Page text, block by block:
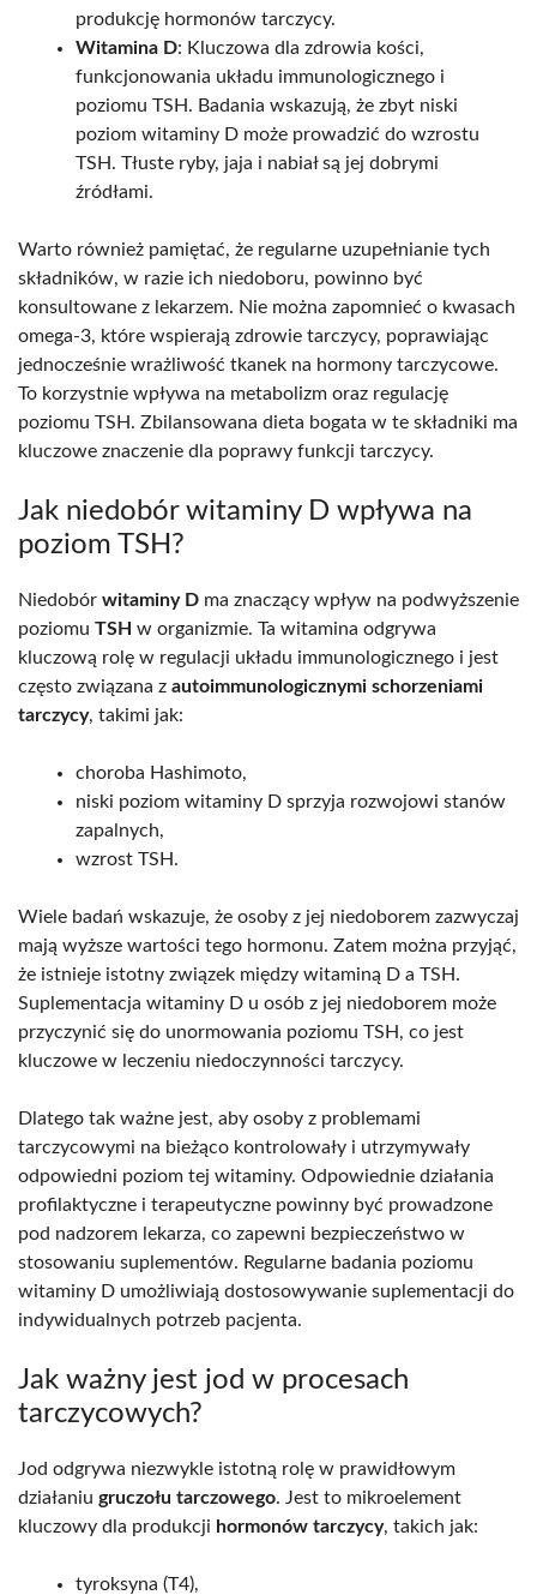
produkcję hormonów tarczycy.
Witamina D: Kluczowa dla zdrowia kości,
funkcjonowania układu immunologicznego i
poziomu TSH. Badania wskazują, że zbyt niski
poziom witaminy D może prowadzić do wzrostu
TSH. Tłuste ryby, jaja i nabiał są jej dobrymi
źródłami.
Warto również pamiętać, że regularne uzupełnianie tych
składników, w razie ich niedoboru, powinno być
konsultowane z lekarzem. Nie można zapomnieć o kwasach
omega-3, które wspierają zdrowie tarczycy, poprawiając
jednocześnie wrażliwość tkanek na hormony tarczycowe.
To korzystnie wpływa na metabolizm oraz regulację
poziomu TSH. Zbilansowana dieta bogata w te składniki ma
kluczowe znaczenie dla poprawy funkcji tarczycy.
Jak niedobór witaminy D wpływa na
poziom TSH?
Niedobór witaminy D ma znaczący wpływ na podwyższenie
poziomu TSH w organizmie. Ta witamina odgrywa
kluczową rolę w regulacji układu immunologicznego i jest
często związana z autoimmunologicznymi schorzeniami
tarczycy, takimi jak:
choroba Hashimoto,
niski poziom witaminy D sprzyja rozwojowi stanów
zapalnych,
wzrost TSH.
Wiele badań wskazuje, że osoby z jej niedoborem zazwyczaj
mają wyższe wartości tego hormonu. Zatem można przyjąć,
że istnieje istotny związek między witaminą D a TSH.
Suplementacja witaminy D u osób z jej niedoborem może
przyczynić się do unormowania poziomu TSH, co jest
kluczowe w leczeniu niedoczynności tarczycy.
Dlatego tak ważne jest, aby osoby z problemami
tarczycowymi na bieżąco kontrolowały i utrzymywały
odpowiedni poziom tej witaminy. Odpowiednie działania
profilaktyczne i terapeutyczne powinny być prowadzone
pod nadzorem lekarza, co zapewni bezpieczeństwo w
stosowaniu suplementów. Regularne badania poziomu
witaminy D umożliwiają dostosowywanie suplementacji do
indywidualnych potrzeb pacjenta.
Jak ważny jest jod w procesach
tarczycowych?
Jod odgrywa niezwykle istotną rolę w prawidłowym
działaniu gruczołu tarczowego. Jest to mikroelement
kluczowy dla produkcji hormonów tarczycy, takich jak:
tyroksyna (T4),